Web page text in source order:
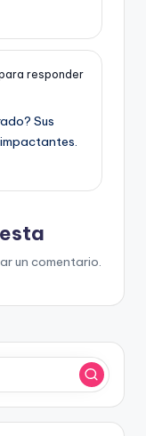
responder
Sus
un comentario.